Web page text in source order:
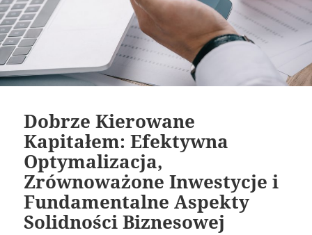
Dobrze Kierowane
Kapitałem: Efektywna
Optymalizacja,
Zrównoważone Inwestycje i
Fundamentalne Aspekty
Solidności Biznesowej